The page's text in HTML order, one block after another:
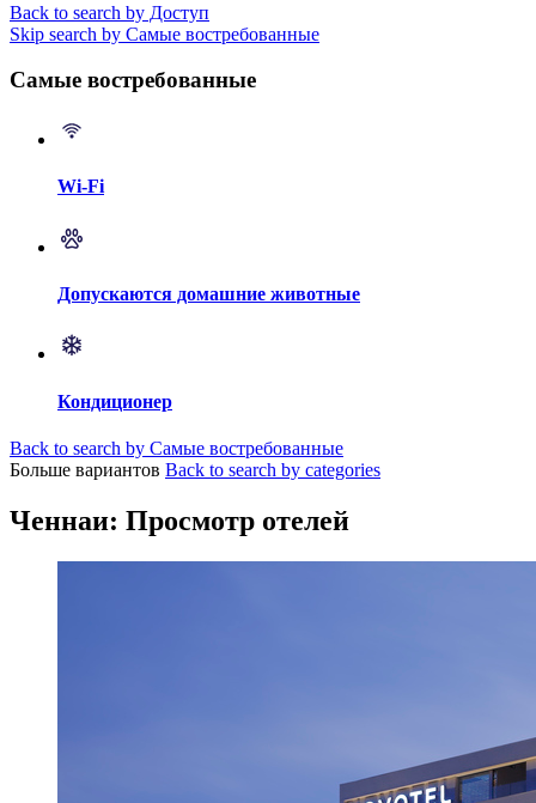
Back to search by Доступ
Skip search by Самые востребованные
Самые востребованные
Wi-Fi
Допускаются домашние животные
Кондиционер
Back to search by Самые востребованные
Больше вариантов Back to search by categories
Ченнаи: Просмотр отелей